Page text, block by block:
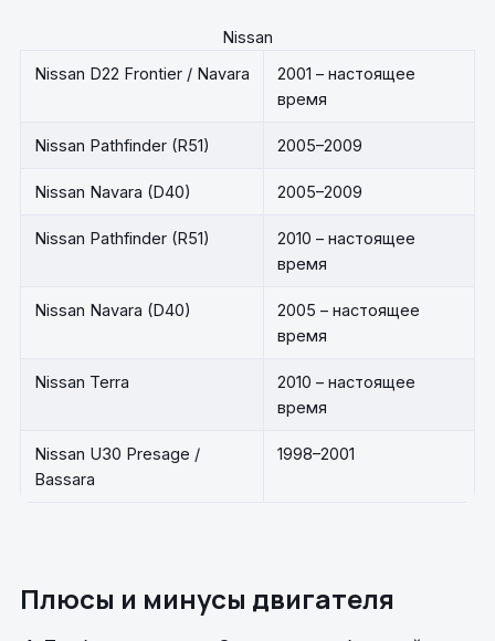
Nissan
Nissan D22 Frontier / Navara
2001 – настоящее
время
Nissan Pathfinder (R51) 2005–2009
Nissan Navara (D40) 2005–2009
Nissan Pathfinder (R51)
2010 – настоящее
время
Nissan Navara (D40)
2005 – настоящее
время
Nissan Terra
2010 – настоящее
время
Nissan U30 Presage /
Bassara
1998–2001
Плюсы и минусы двигателя